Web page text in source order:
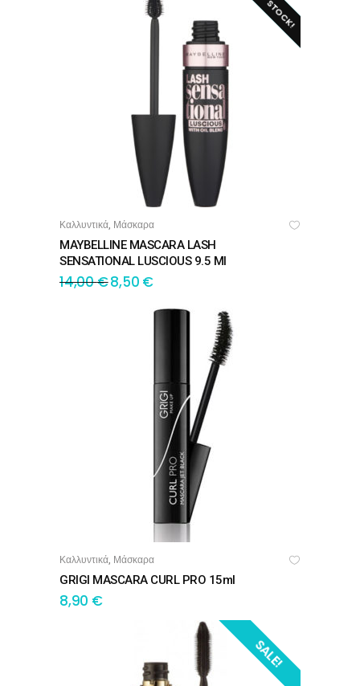
ΔΙΑΒΆΣΤΕ ΠΕΡΙΣΣΌΤΕΡΑ
Καλλυντικά, Μάσκαρα
MAYBELLINE MASCARA LASH
SENSATIONAL LUSCIOUS 9.5 Ml
14,00€8,50 €
ΠΡΟΣΘΉΚΗ ΣΤΟ ΚΑΛΆΘΙ
Καλλυντικά, Μάσκαρα
GRIGI MASCARA CURL PRO 15ml
8,90 €
SALE!